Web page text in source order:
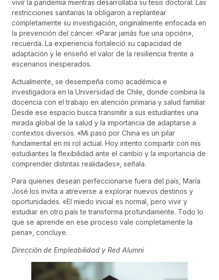
vivir la pandemia mientras desarrollaba su tesis doctoral. Las
restricciones sanitarias la obligaron a replantear
completamente su investigación, originalmente enfocada en
la prevención del cáncer. «Parar jamás fue una opción»,
recuerda. La experiencia fortaleció su capacidad de
adaptación y le enseñó el valor de la resiliencia frente a
escenarios inesperados.
Actualmente, se desempeña como académica e
investigadora en la Universidad de Chile, donde combina la
docencia con el trabajo en atención primaria y salud familiar.
Desde ese espacio busca transmitir a sus estudiantes una
mirada global de la salud y la importancia de adaptarse a
contextos diversos. «Mi paso por China es un pilar
fundamental en mi rol actual. Hoy intento compartir con mis
estudiantes la flexibilidad ante el cambio y la importancia de
comprender distintas realidades», señala.
Para quienes desean perfeccionarse fuera del país, María
José los invita a atreverse a explorar nuevos destinos y
oportunidades. «El miedo inicial es normal, pero vivir y
estudiar en otro país te transforma profundamente. Todo lo
que se aprende en ese proceso vale completamente la
pena», concluye.
Dirección de Empleabilidad y Red Alumni